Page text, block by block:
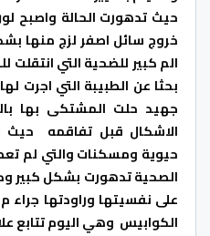
حيث تدهورت الحالة واصبح
خروج سائل اصفر لزج منها
الم كبير للضحية التي انتقلت
بحثا عن الطبيبة التي اجرت
جهيد حلت المشتكى بها
الاشكال قبل تفاقمه
حيوية ومسكنات والتي لم
الصحية تدهورت بشكل كبير
على نفسيتها وراودتها
الكوابيس وهي اليوم تتابع